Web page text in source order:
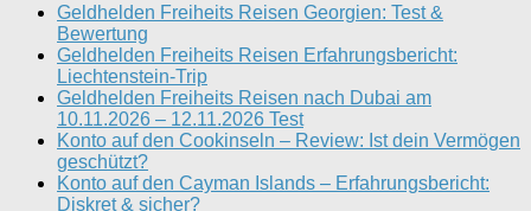
Geldhelden Freiheits Reisen Georgien: Test &
Bewertung
Geldhelden Freiheits Reisen Erfahrungsbericht:
Liechtenstein-Trip
Geldhelden Freiheits Reisen nach Dubai am
10.11.2026 – 12.11.2026 Test
Konto auf den Cookinseln – Review: Ist dein Vermögen
geschützt?
Konto auf den Cayman Islands – Erfahrungsbericht:
Diskret & sicher?